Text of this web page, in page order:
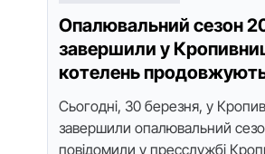
Опалювальний сезон
завершили у
котелень
Сьогодні, 30 березня, у
завершили опалювальний
повідомили у пресслужбі